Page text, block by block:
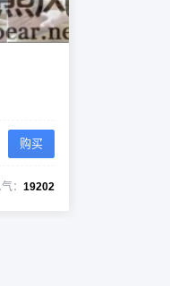
购买
： 19202